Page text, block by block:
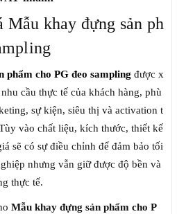
khay đựng sản ph
phẩm cho PG đeo sampling được x
cầu thực tế của khách hàng, phù
sự kiện, siêu thị và activation t
vào chất liệu, kích thước, thiết kế
sẽ có sự điều chỉnh để đảm bảo tối
nhưng vẫn giữ được độ bền và
thực tế.
Mẫu khay đựng sản phẩm cho P